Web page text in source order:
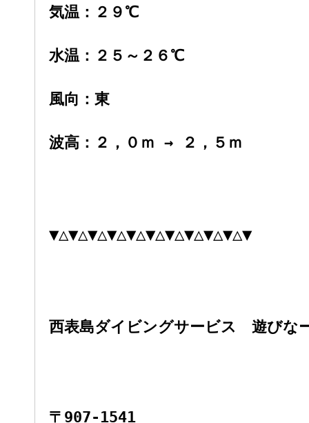
気温：２９ ℃
水温：２５～２６℃
風向：東
波高：２，０ｍ → ２，５ｍ
▼△▼△▼△▼△▼△▼△▼△▼△▼△▼△▼
西表島ダイビングサービス 遊びな
〒907-1541